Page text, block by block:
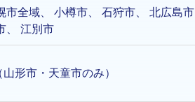
市全域、 小樽市 石狩市 北広島市
江別市
形市・天童市のみ）